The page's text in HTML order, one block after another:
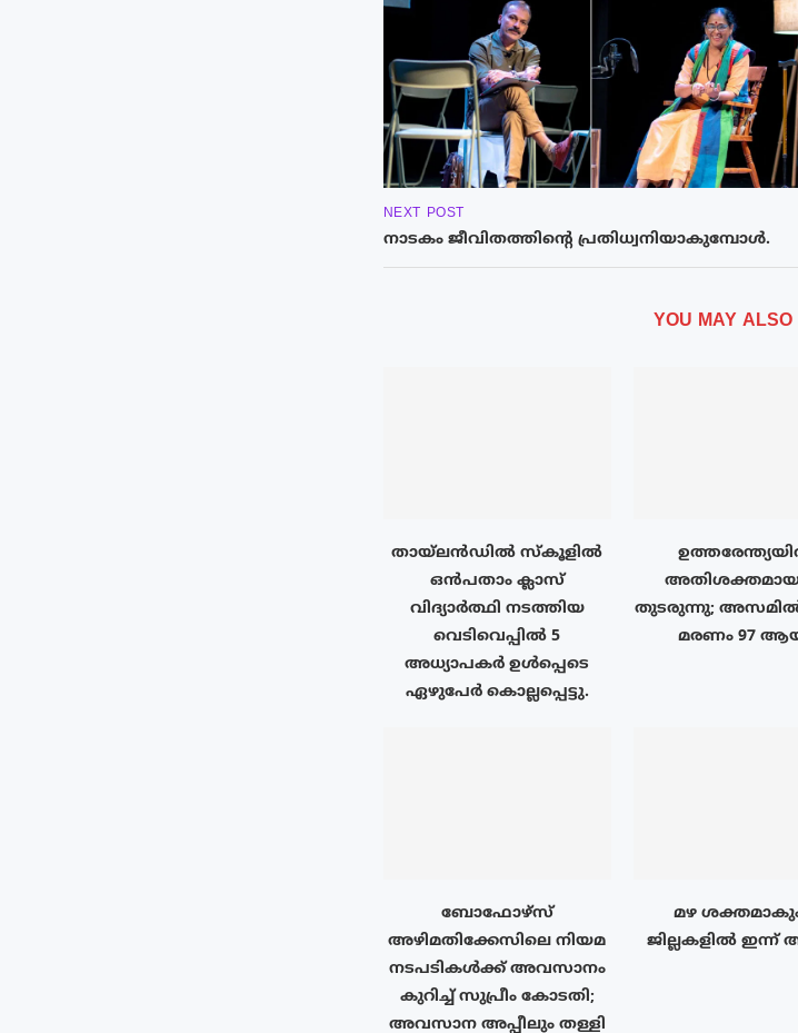
NEXT POST
നാടകം ജീവിതത്തിന്റെ പ്രതിധ്വനിയാകുമ്പോൾ.
YOU MAY ALSO
തായ്‌ലൻഡിൽ സ്കൂളിൽ
ഒൻപതാം ക്ലാസ്
വിദ്യാർത്ഥി നടത്തിയ
വെടിവെപ്പിൽ 5
അധ്യാപകർ ഉൾപ്പെടെ
ഏഴുപേർ കൊല്ലപ്പെട്ടു.
അതിശക്തമായ
തുടരുന്നു; അസമിൽ
മരണം 97
ബോഫോഴ്‌സ്
അഴിമതിക്കേസിലെ നിയമ
നടപടികൾക്ക് അവസാനം
കുറിച്ച് സുപ്രീം കോടതി;
അവസാന അപ്പീലും തള്ളി
മഴ
ജില്ലകളിൽ ഇന്ന്